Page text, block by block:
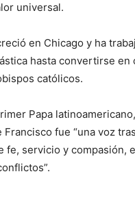
universal.
en Chicago y ha
hasta convertirse
católicos.
Papa
fue “una voz
fe, servicio y compasión,